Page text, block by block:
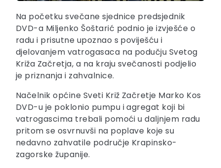
Na početku svečane sjednice predsjednik
DVD-a Miljenko Šoštarić podnio je izvješće o
radu i prisutne upoznao s poviješću i
djelovanjem vatrogasaca na podučju Svetog
Križa Začretja, a na kraju svečanosti podjelio
je priznanja i zahvalnice.
Načelnik općine Sveti Križ Začretje Marko Kos
DVD-u je poklonio pumpu i agregat koji bi
vatrogascima trebali pomoći u daljnjem radu
pritom se osvrnuvši na poplave koje su
nedavno zahvatile područje Krapinsko-
zagorske županije.